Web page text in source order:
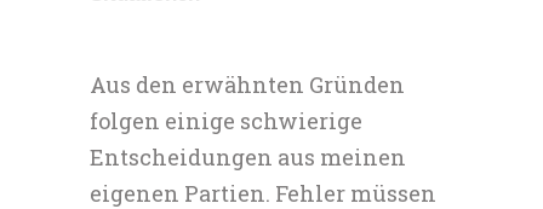
Aus den erwähnten Gründen
folgen einige schwierige
Entscheidungen aus meinen
eigenen Partien. Fehler müssen